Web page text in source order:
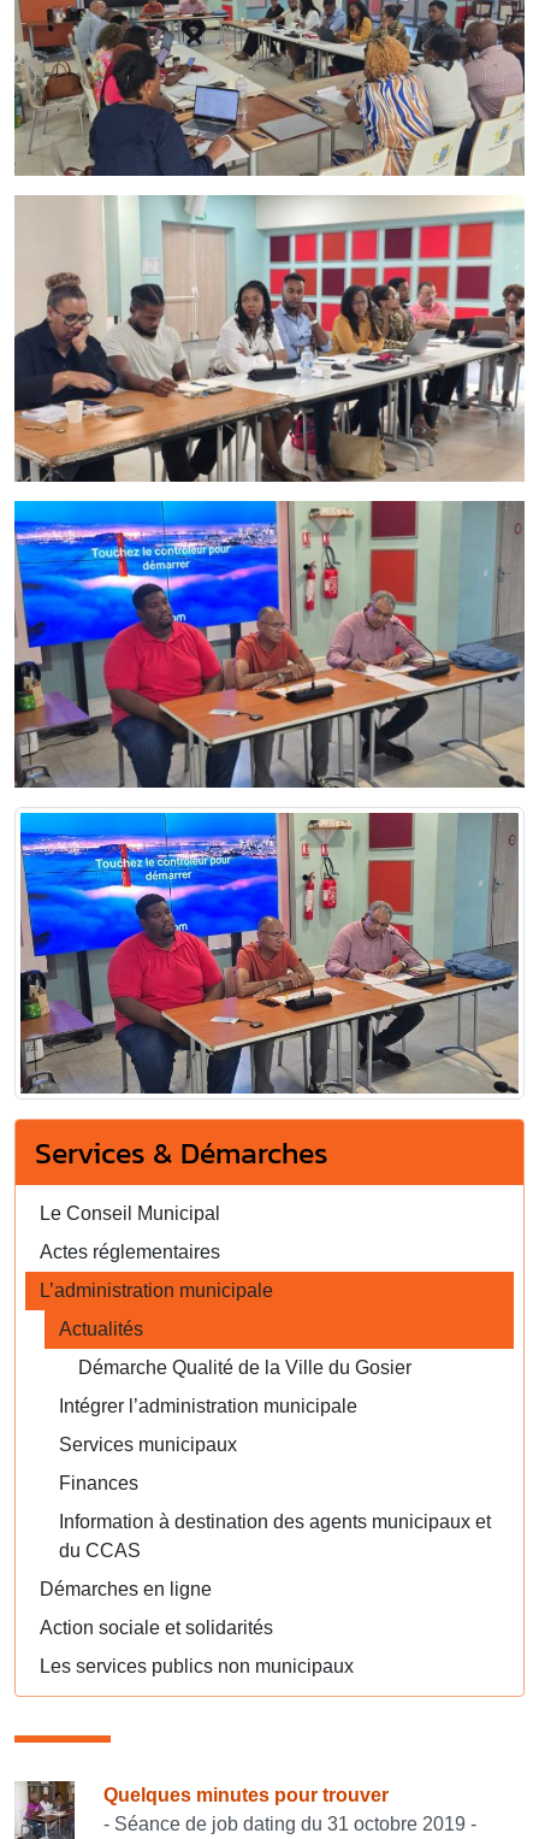
Services & Démarches
Le Conseil Municipal
Actes réglementaires
L’administration municipale
Actualités
Démarche Qualité de la Ville du Gosier
Intégrer l’administration municipale
Services municipaux
Finances
Information à destination des agents municipaux et
du CCAS
Démarches en ligne
Action sociale et solidarités
Les services publics non municipaux
Consulter également
Quelques minutes pour trouver
- Séance de job dating du 31 octobre 2019 -